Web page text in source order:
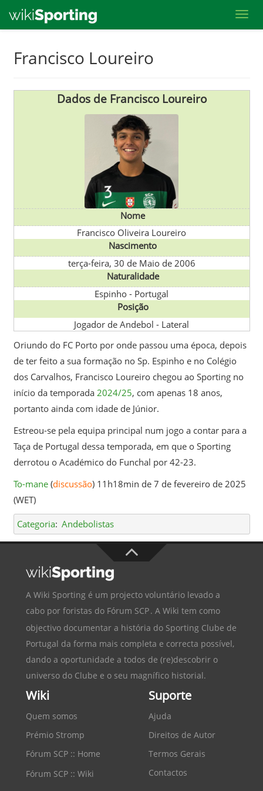
Francisco Loureiro
Dados de Francisco Loureiro
Nome
Francisco Oliveira Loureiro
Nascimento
terça-feira, 30 de Maio de 2006
Naturalidade
Espinho - Portugal
Posição
Jogador de Andebol - Lateral
Oriundo do FC Porto por onde passou uma época, depois
de ter feito a sua formação no Sp. Espinho e no Colégio
dos Carvalhos, Francisco Loureiro chegou ao Sporting no
início da temporada 2024/25, com apenas 18 anos,
portanto ainda com idade de Júnior.
Estreou-se pela equipa principal num jogo a contar para a
Taça de Portugal dessa temporada, em que o Sporting
derrotou o Académico do Funchal por 42-23.
To-mane(discussão) 11h18min de 7 de fevereiro de 2025
(WET)
Categoria: Andebolistas
A Wiki Sporting é um projecto voluntário levado a
cabo por foristas do Fórum SCP. A Wiki tem como
objectivo documentar a história do Sporting Clube de
Portugal da forma mais completa e correcta possível,
dando a oportunidade a todos de (re)descobrir o
universo do Clube e o seu magnífico historial.
Wiki
Quem somos
Prémio Stromp
Fórum SCP :: Home
Fórum SCP :: Wiki
Suporte
Ajuda
Direitos de Autor
Termos Gerais
Contactos